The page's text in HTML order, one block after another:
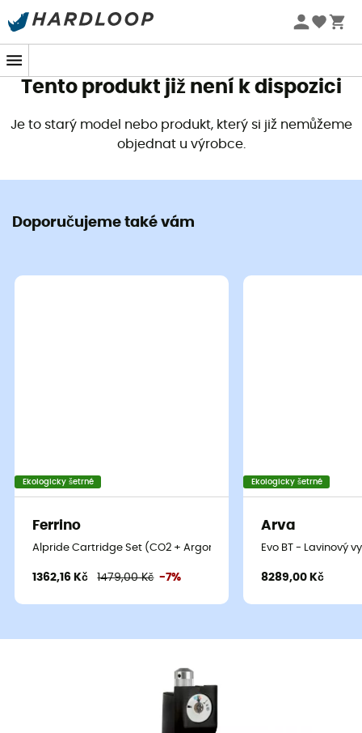
Letní akce 🔥 -5 % EXTRA při nákupu 2 produktů* s kódem
Tento produkt již není k dispozici
Je to starý model nebo produkt, který si již nemůžeme
objednat u výrobce.
Doporučujeme také vám
Ekologicky šetrné
Ferrino
Alpride Cartridge Set (CO2 + Argon) - Kartuše pro lavinový
1362,16 Kč 1479,00 Kč -7%
Ekologicky šetrné
Arva
Evo BT - Lavinový
8289,00 Kč